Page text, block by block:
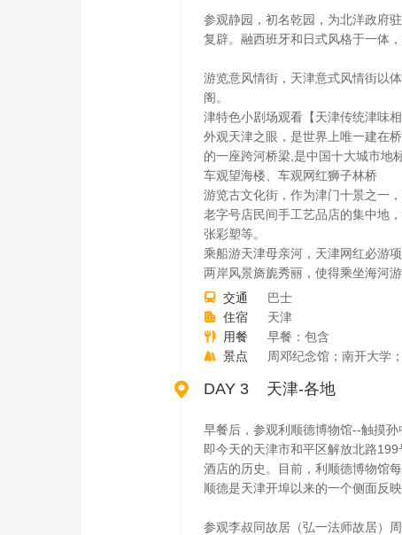
参观静园，初名乾园，为北洋政府
复辟。融西班牙和日式风格于一体
游览意风情街，天津意式风情街以
阁。
津特色小剧场观看【天津传统津味相
外观天津之眼，是世界上唯一建在
的一座跨河桥梁,是中国十大城市地
车观望海楼、车观网红狮子林桥
游览古文化街，作为津门十景之一
老字号店民间手工艺品店的集中地
张彩塑等。
乘船游天津母亲河，天津网红必游
两岸风景旖旎秀丽，使得乘坐海河
 交通 巴士
 住宿 天津
 用餐 早餐：包含
 景点 周邓纪念馆；南开大学
 DAY 3 天津-各地
早餐后，参观利顺德博物馆--触摸
即今天的天津市和平区解放北路
酒店的历史。目前，利顺德博物馆
顺德是天津开埠以来的一个侧面反
参观李叔同故居（弘一法师故居）